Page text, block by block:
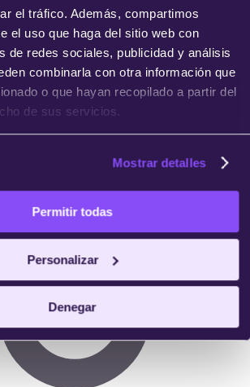
el tráfico. Además, compartimos
el uso que haga del sitio web con
de redes sociales, publicidad y análisis
combinarla con otra información que
o que hayan recopilado a partir del
de sus servicios.
Mostrar detalles
Permitir todas
Personalizar
Denegar
certificado